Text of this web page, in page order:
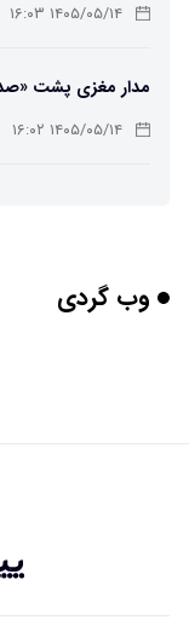
۱۴۰۵/۰۵/۱۴ ۱۶:۰۳
مدار مغزی پشت
۱۴۰۵/۰۵/۱۴ ۱۶:۰۲
هوش مصنوعی جدید،
تأثیر پنهانی
وب گردی